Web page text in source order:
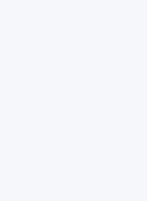
が、LOGILESS全体のご紹
の操作・機能をご案内いた
初めて参加するセミナーが
LOGILESS基礎編」であっ
る！LOGILESSオペレータ
マーチャントもオペレー
のある方は、両方ともの参
参加申し込みの受